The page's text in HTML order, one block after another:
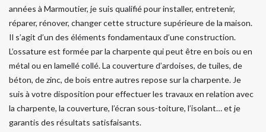
années à Marmoutier, je suis qualifié pour installer, entretenir,
réparer, rénover, changer cette structure supérieure de la maison.
Il s’agit d’un des éléments fondamentaux d’une construction.
L’ossature est formée par la charpente qui peut être en bois ou en
métal ou en lamellé collé. La couverture d’ardoises, de tuiles, de
béton, de zinc, de bois entre autres repose sur la charpente. Je
suis à votre disposition pour effectuer les travaux en relation avec
la charpente, la couverture, l’écran sous-toiture, l’isolant… et je
garantis des résultats satisfaisants.